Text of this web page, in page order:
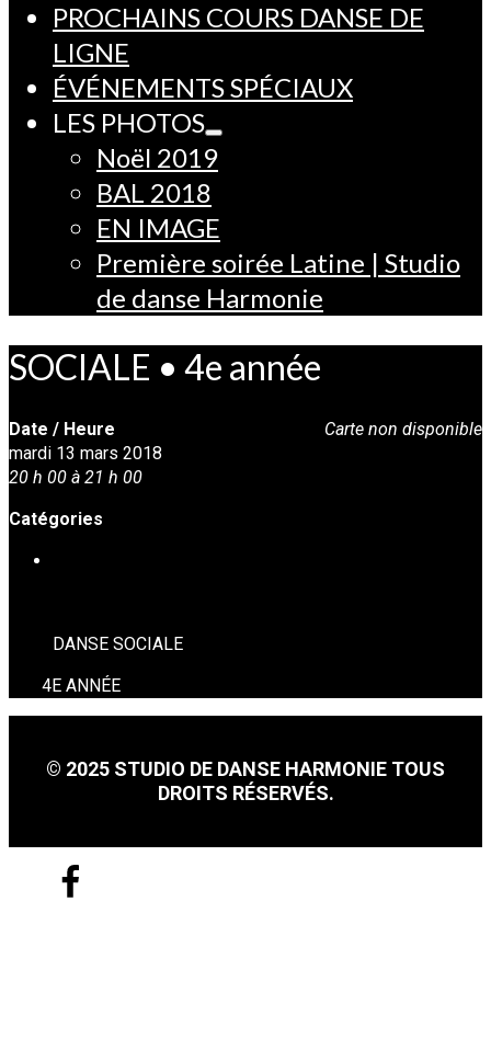
PROCHAINS COURS DANSE DE
LIGNE
ÉVÉNEMENTS SPÉCIAUX
LES PHOTOS
Noël 2019
BAL 2018
EN IMAGE
Première soirée Latine | Studio
de danse Harmonie
SOCIALE • 4e année
Carte non disponible
Date / Heure
mardi 13 mars 2018
20 h 00 à 21 h 00
Catégories
DANSE SOCIALE
4E ANNÉE
© 2025 STUDIO DE DANSE HARMONIE TOUS
DROITS RÉSERVÉS.